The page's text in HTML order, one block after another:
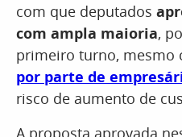
com que deputados
com ampla maioria,
primeiro turno, mesmo
por parte de
risco de aumento de
A proposta aprovada